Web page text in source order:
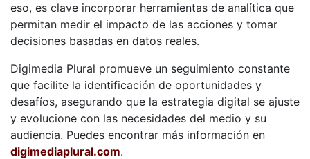
eso, es clave incorporar herramientas de analítica que
permitan medir el impacto de las acciones y tomar
decisiones basadas en datos reales.
Digimedia Plural promueve un seguimiento constante
que facilite la identificación de oportunidades y
desafíos, asegurando que la estrategia digital se ajuste
y evolucione con las necesidades del medio y su
audiencia. Puedes encontrar más información en
digimediaplural.com.